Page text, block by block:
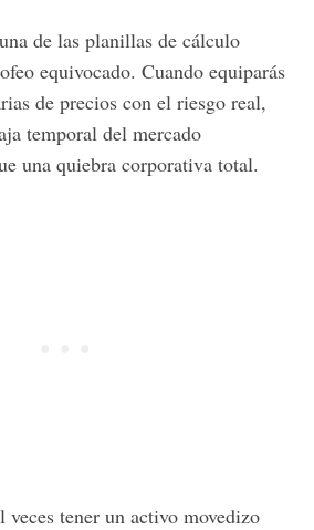
de las planillas de cálculo
equivocado. Cuando equiparás
de precios con el riesgo real,
temporal del mercado
una quiebra corporativa total.
tener un activo movedizo